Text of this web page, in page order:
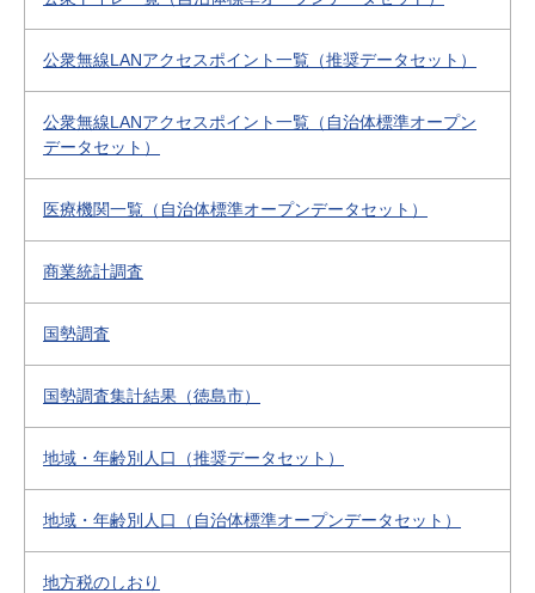
公衆無線LANアクセスポイント一覧（推奨データセット）
公衆無線LANアクセスポイント一覧（自治体標準オープン
データセット）
医療機関一覧（自治体標準オープンデータセット）
商業統計調査
国勢調査
国勢調査集計結果（徳島市）
地域・年齢別人口（推奨データセット）
地域・年齢別人口（自治体標準オープンデータセット）
地方税のしおり